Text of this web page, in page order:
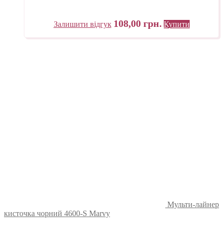
Залишити відгук 108,00 грн. Купити
Мульти-лайнер
кисточка чорний 4600-S Marvy